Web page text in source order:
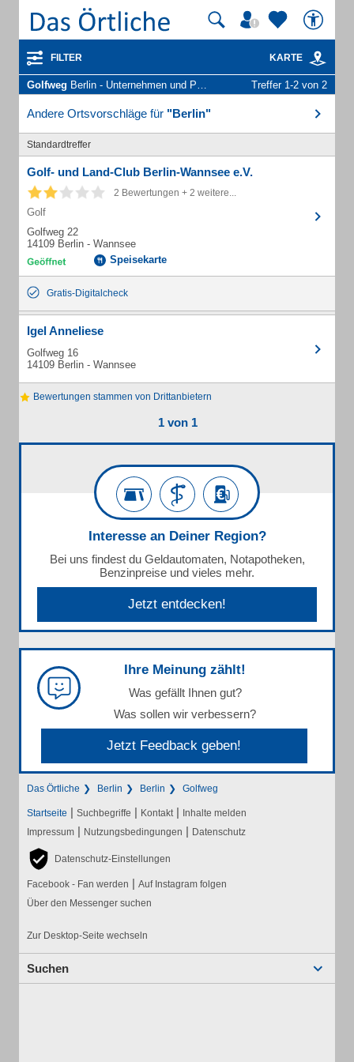
FILTER KARTE
Golfweg Berlin - Unternehmen und Personen Treffer 1-2 von 2
Andere Ortsvorschläge für "Berlin"
Standardtreffer
Golf- und Land-Club Berlin-Wannsee e.V.
2 Bewertungen + 2 weitere...
Golf
Golfweg 22
14109 Berlin - Wannsee
Speisekarte
Gratis-Digitalcheck
Igel Anneliese
Golfweg 16
14109 Berlin - Wannsee
Bewertungen stammen von Drittanbietern
1 von 1
Interesse an Deiner Region?
Bei uns findest du Geldautomaten, Notapotheken,
Benzinpreise und vieles mehr.
Jetzt entdecken!
Ihre Meinung zählt!
Was gefällt Ihnen gut?
Was sollen wir verbessern?
Jetzt Feedback geben!
Das Örtliche Berlin Berlin Golfweg
Startseite | Suchbegriffe | Kontakt | Inhalte melden
Impressum | Nutzungsbedingungen | Datenschutz
Datenschutz-Einstellungen
Facebook - Fan werden | Auf Instagram folgen
Über den Messenger suchen
Zur Desktop-Seite wechseln
Suchen